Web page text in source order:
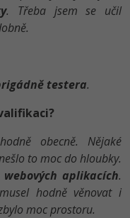
. Třeba jsem se učil
testera.
obecně. Nějaké
to moc do hloubky.
webových aplikacích.
hodně věnovat i
moc prostoru.